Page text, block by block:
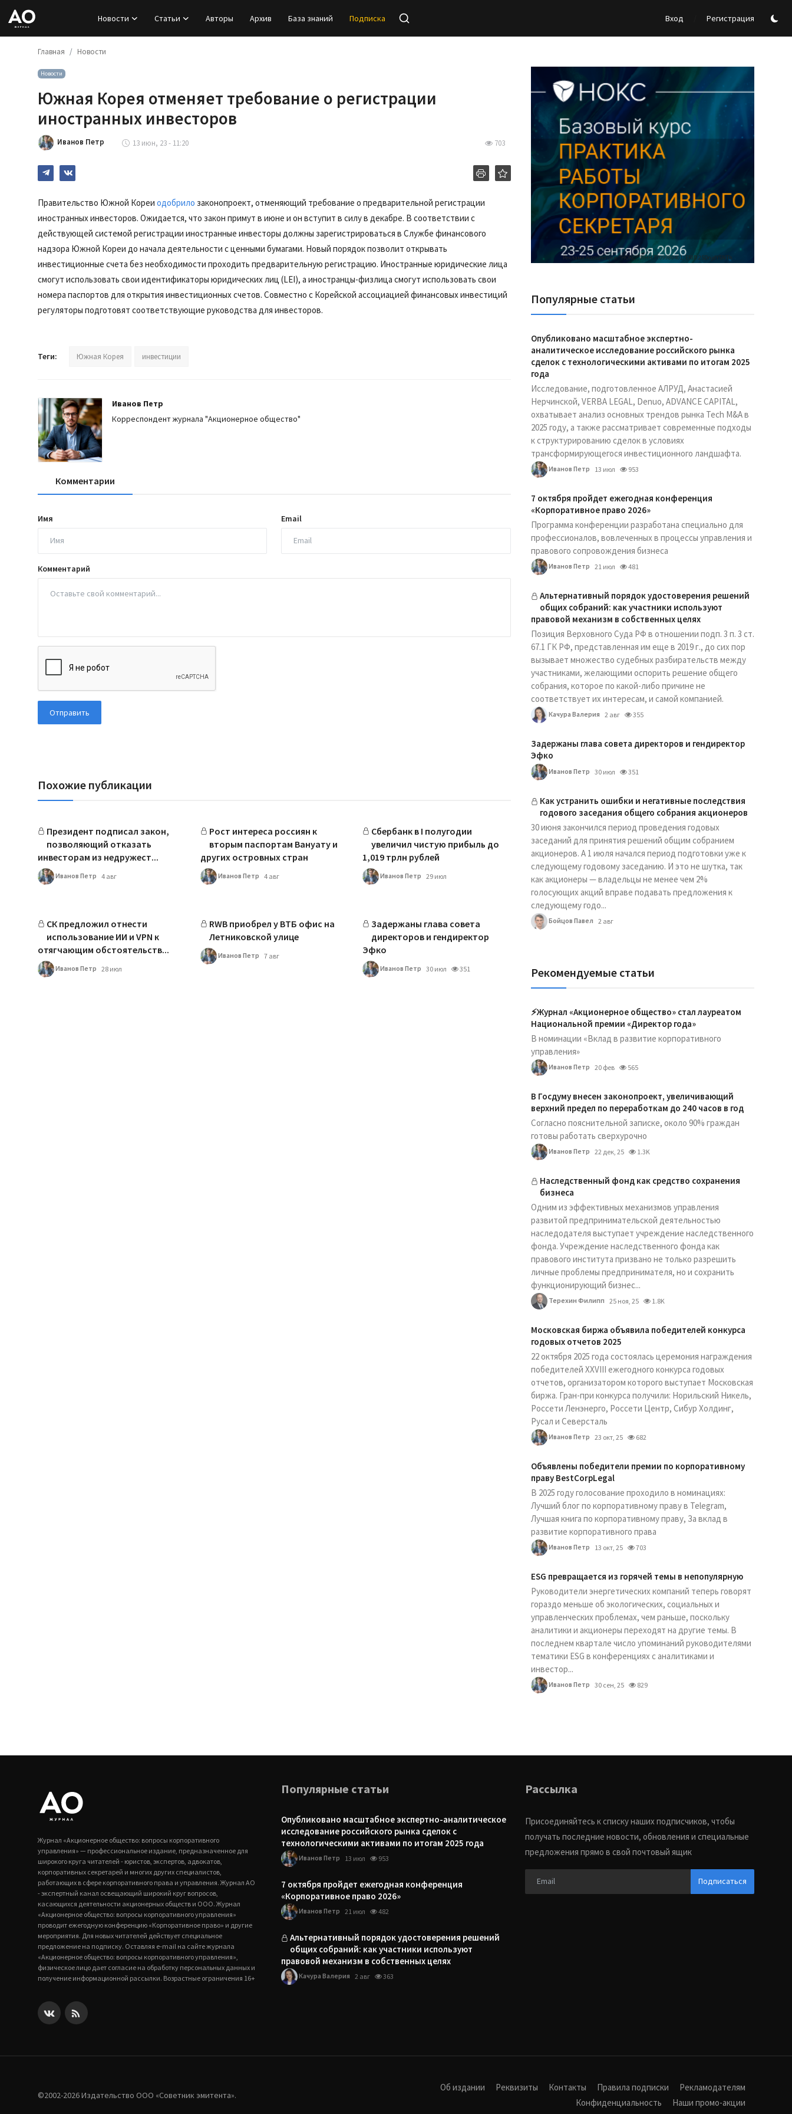
Новости Статьи Авторы Архив База знаний Подписка Вход Регистрация
Статьи
База знаний
Подписка
Главная Новости
Новости
Южная Корея отменяет требование о регистрации
иностранных инвесторов
Иванов Петр 13 июн, 23 - 11:20 703
Правительство Южной Кореи одобрило законопроект, отменяющий требование о предварительной регистрации
иностранных инвесторов. Ожидается, что закон примут в июне и он вступит в силу в декабре. В соответствии с
действующей системой регистрации иностранные инвесторы должны зарегистрироваться в Службе финансового
надзора Южной Кореи до начала деятельности с ценными бумагами. Новый порядок позволит открывать
инвестиционные счета без необходимости проходить предварительную регистрацию. Иностранные юридические лица
смогут использовать свои идентификаторы юридических лиц (LEI), а иностранцы-физлица смогут использовать свои
номера паспортов для открытия инвестиционных счетов. Совместно с Корейской ассоциацией финансовых инвестиций
регуляторы подготовят соответствующие руководства для инвесторов.
Теги: Южная Корея инвестиции
Иванов Петр
Корреспондент журнала "Акционерное общество"
Комментарии
Имя Email
Комментарий
Отправить
Похожие публикации
Президент подписал закон,
позволяющий отказать
инвесторам из недружест...
Иванов Петр 4 авг
Рост интереса россиян к
вторым паспортам Вануату и
других островных стран
Иванов Петр 4 авг
Сбербанк в I полугодии
увеличил чистую прибыль до
1,019 трлн рублей
Иванов Петр 29 июл
СК предложил отнести
использование ИИ и VPN к
отягчающим обстоятельств...
Иванов Петр 28 июл
RWB приобрел у ВТБ офис на
Летниковской улице
Иванов Петр 7 авг
Задержаны глава совета
директоров и гендиректор
Эфко
Иванов Петр 30 июл 351
Реклама Ассоциации "НОКС", ИНН 7709980401, ERID:2SDnjdY5NTb
Популярные статьи
Опубликовано масштабное экспертно-
аналитическое исследование российского рынка
сделок с технологическими активами по итогам 2025
года
Исследование, подготовленное АЛРУД, Анастасией
Нерчинской, VERBA LEGAL, Denuo, ADVANCE CAPITAL,
охватывает анализ основных трендов рынка Tech M&A в
2025 году, а также рассматривает современные подходы
к структурированию сделок в условиях
трансформирующегося инвестиционного ландшафта.
Иванов Петр 13 июл 953
7 октября пройдет ежегодная конференция
«Корпоративное право 2026»
Программа конференции разработана специально для
профессионалов, вовлеченных в процессы управления и
правового сопровождения бизнеса
Иванов Петр 21 июл 481
Альтернативный порядок удостоверения решений
общих собраний: как участники используют
правовой механизм в собственных целях
Позиция Верховного Суда РФ в отношении подп. 3 п. 3 ст.
67.1 ГК РФ, представленная им еще в 2019 г., до сих пор
вызывает множество судебных разбирательств между
участниками, желающими оспорить решение общего
собрания, которое по какой-либо причине не
соответствует их интересам, и самой компанией.
Качура Валерия 2 авг 355
Задержаны глава совета директоров и гендиректор
Эфко
Иванов Петр 30 июл 351
Как устранить ошибки и негативные последствия
годового заседания общего собрания акционеров
30 июня закончился период проведения годовых
заседаний для принятия решений общим собранием
акционеров. А 1 июля начался период подготовки уже к
следующему годовому заседанию. И это не шутка, так
как акционеры — владельцы не менее чем 2%
голосующих акций вправе подавать предложения к
следующему годо...
Бойцов Павел 2 авг
Рекомендуемые статьи
⚡️Журнал «Акционерное общество» стал лауреатом
Национальной премии «Директор года»
В номинации «Вклад в развитие корпоративного
управления»
Иванов Петр 20 фев 565
В Госдуму внесен законопроект, увеличивающий
верхний предел по переработкам до 240 часов в год
Согласно пояснительной записке, около 90% граждан
готовы работать сверхурочно
Иванов Петр 22 дек, 25 1.3K
Наследственный фонд как средство сохранения
бизнеса
Одним из эффективных механизмов управления
развитой предпринимательской деятельностью
наследодателя выступает учреждение наследственного
фонда. Учреждение наследственного фонда как
правового института призвано не только разрешить
личные проблемы предпринимателя, но и сохранить
функционирующий бизнес...
Терехин Филипп 25 ноя, 25 1.8K
Московская биржа объявила победителей конкурса
годовых отчетов 2025
22 октября 2025 года состоялась церемония награждения
победителей XXVIII ежегодного конкурса годовых
отчетов, организатором которого выступает Московская
биржа. Гран-при конкурса получили: Норильский Никель,
Россети Ленэнерго, Россети Центр, Сибур Холдинг,
Русал и Северсталь
Иванов Петр 23 окт, 25 682
Объявлены победители премии по корпоративному
праву BestCorpLegal
В 2025 году голосование проходило в номинациях:
Лучший блог по корпоративному праву в Telegram,
Лучшая книга по корпоративному праву, За вклад в
развитие корпоративного права
Иванов Петр 13 окт, 25 703
ESG превращается из горячей темы в непопулярную
Руководители энергетических компаний теперь говорят
гораздо меньше об экологических, социальных и
управленческих проблемах, чем раньше, поскольку
аналитики и акционеры переходят на другие темы. В
последнем квартале число упоминаний руководителями
тематики ESG в конференциях с аналитиками и
инвестор...
Иванов Петр 30 сен, 25 829
Журнал «Акционерное общество: вопросы корпоративного
управления» — профессиональное издание, предназначенное для
широкого круга читателей - юристов, экспертов, адвокатов,
корпоративных секретарей и многих других специалистов,
работающих в сфере корпоративного права и управления. Журнал АО
- экспертный канал освещающий широкий круг вопросов,
касающихся деятельности акционерных обществ и ООО. Журнал
«Акционерное общество: вопросы корпоративного управления»
проводит ежегодную конференцию «Корпоративное право» и другие
мероприятия. Для новых читателей действует специальное
предложение на подписку. Оставляя e-mail на сайте журнала
«Акционерное общество: вопросы корпоративного управления»,
физическое лицо дает согласие на обработку персональных данных и
получение информационной рассылки. Возрастные ограничения 16+
Популярные статьи
Опубликовано масштабное экспертно-аналитическое
исследование российского рынка сделок с
технологическими активами по итогам 2025 года
Иванов Петр 13 июл 953
7 октября пройдет ежегодная конференция
«Корпоративное право 2026»
Иванов Петр 21 июл 482
Альтернативный порядок удостоверения решений
общих собраний: как участники используют
правовой механизм в собственных целях
Качура Валерия 2 авг 363
Рассылка
Присоединяйтесь к списку наших подписчиков, чтобы
получать последние новости, обновления и специальные
предложения прямо в свой почтовый ящик
Подписаться
©2002-2026 Издательство ООО «‎Советник эмитента».
Об издании Реквизиты Контакты Правила подписки
Рекламодателям
Конфиденциальность
Наши промо-акции